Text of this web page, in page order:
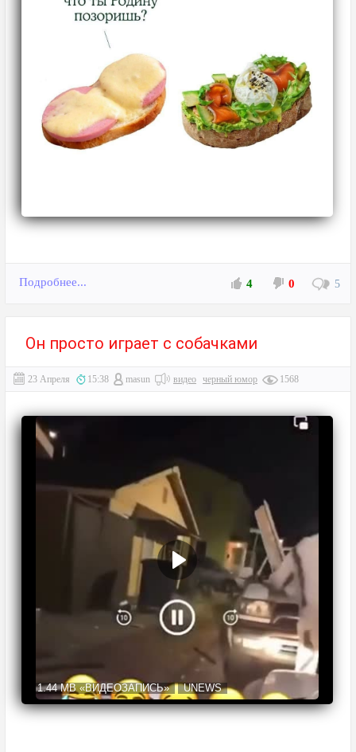
Подробнее... 4 0 5
Он просто играет с собачками
23 Апреля 15:38 masun видео черный юмор 1568
1.44 MB«ВИДЕОЗАПИСЬ» UNEWS